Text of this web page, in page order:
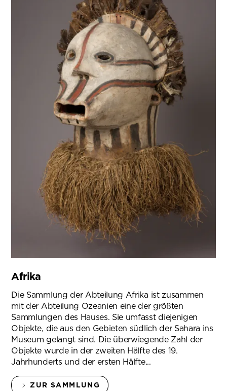
Afrika
Die Sammlung der Abteilung Afrika ist zusammen
mit der Abteilung Ozeanien eine der größten
Sammlungen des Hauses. Sie umfasst diejenigen
Objekte, die aus den Gebieten südlich der Sahara ins
Museum gelangt sind. Die überwiegende Zahl der
Objekte wurde in der zweiten Hälfte des 19.
Jahrhunderts und der ersten Hälfte...
ZUR SAMMLUNG